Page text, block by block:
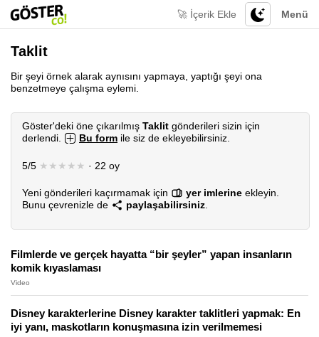
Menü
🚀 İçerik Ekle
Taklit
Bir şeyi örnek alarak aynısını yapmaya, yaptığı şeyi ona
benzetmeye çalışma eylemi.
Göster'deki öne çıkarılmış Taklit gönderileri sizin için
derlendi.
Bu form ile siz de ekleyebilirsiniz.
5/5 ★★★★★ · 22 oy
Yeni gönderileri kaçırmamak için yer imlerine ekleyin.
Bunu çevrenizle de
paylaşabilirsiniz
Filmlerde ve gerçek hayatta “bir şeyler” yapan insanların
komik kıyaslaması
Video
Disney karakterlerine Disney karakter taklitleri yapmak: En
iyi yanı, maskotların konuşmasına izin verilmemesi